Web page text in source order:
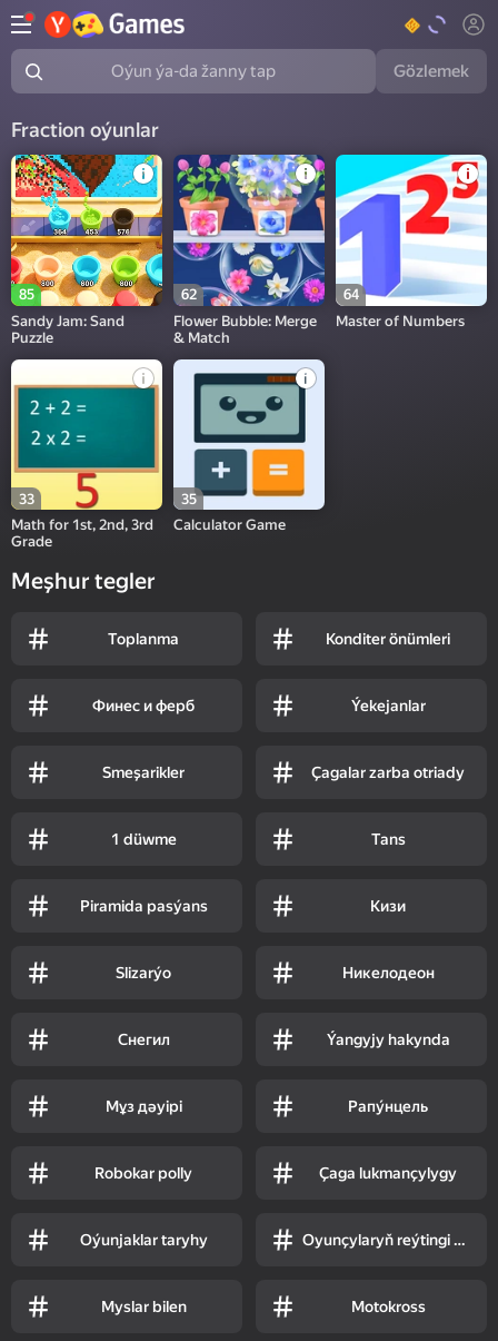
Oýun ýa-da žanny tap Gözlemek
Fraction oýunlar
85
Sandy Jam: Sand
Puzzle
62
Flower Bubble: Merge
& Match
64
Master of Numbers
33
Math for 1st, 2nd, 3rd
Grade
35
Calculator Game
Meşhur tegler
Toplanma Konditer önümleri
Финес и ферб Ýekejanlar
Smeşarikler Çagalar zarba otriady
1 düwme Tans
Piramida pasýans Кизи
Slizarýo Никелодеон
Снегил Ýangyjy hakynda
Мұз дәуірі Рапу́нцель
Robokar polly Çaga lukmançylygy
Oýunjaklar taryhy Oyunçylaryň reýtingi bilen
Myslar bilen Motokross